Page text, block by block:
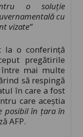
o soluţie
cu
vizate”
la o conferință
pregătirile
mai multe
să respingă
în care a fost
care aceștia
posibil în ţara în
AFP.